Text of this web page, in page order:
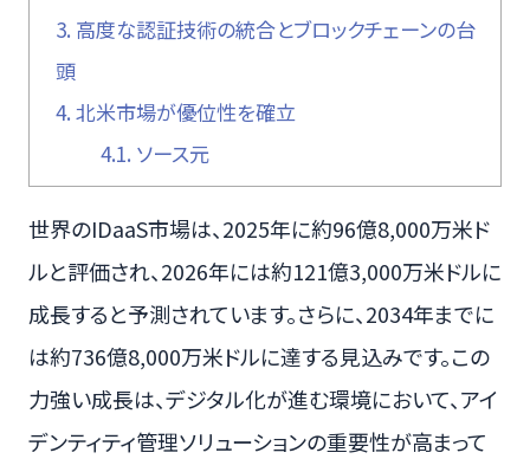
3. 高度な認証技術の統合とブロックチェーンの台
頭
4. 北米市場が優位性を確立
4.1. ソース元
世界のIDaaS市場は、2025年に約96億8,000万米ド
ルと評価され、2026年には約121億3,000万米ドルに
成長すると予測されています。さらに、2034年までに
は約736億8,000万米ドルに達する見込みです。この
力強い成長は、デジタル化が進む環境において、アイ
デンティティ管理ソリューションの重要性が高まって